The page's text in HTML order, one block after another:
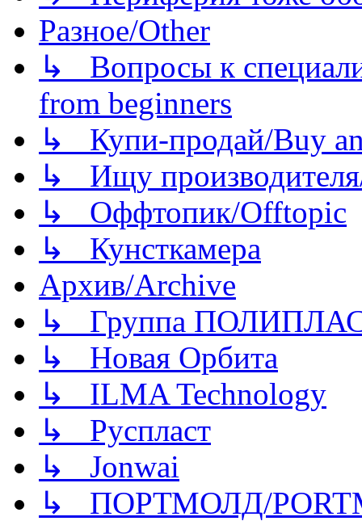
Разное/Other
↳ Вопросы к
from beginners
↳ Купи-продай/Buy
↳ Ищу
↳ Оффтопик/Offtopic
↳ Кунсткамера
Архив/Archive
↳ Группа
↳ Новая Орбита
↳ ILMA Technology
↳ Руспласт
↳ Jonwai
↳ ПОРТМОЛД/